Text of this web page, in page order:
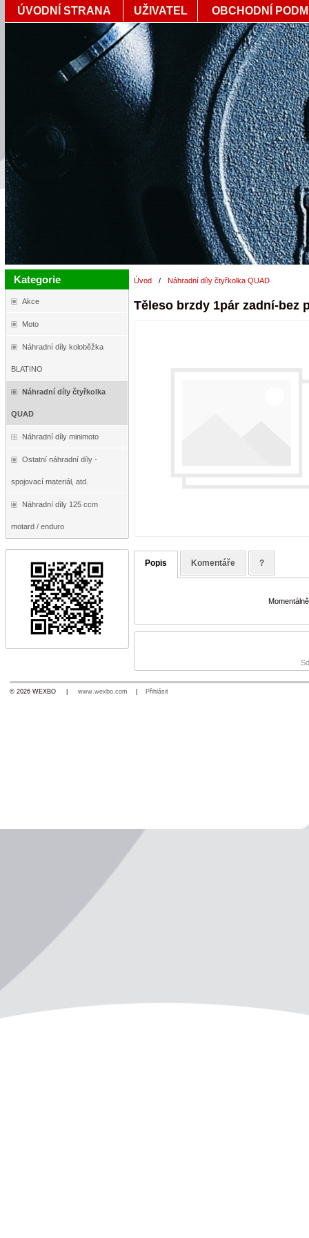
ÚVODNÍ STRANA UŽIVATEL OBCHODNÍ
Kategorie
Akce
Moto
Náhradní díly koloběžka
BLATINO
Náhradní díly čtyřkolka
QUAD
Náhradní díly minimoto
Ostatní náhradní díly -
spojovací materiál, atd.
Náhradní díly 125 ccm
motard / enduro
Úvod / Náhradní díly čtyřkolka QUAD
Těleso brzdy 1pár zadní-bez
Popis Komentáře ?
© 2026 WEXBO | www.wexbo.com Přihlásit